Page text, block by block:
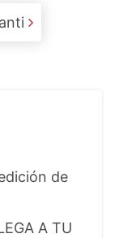
de
A TU